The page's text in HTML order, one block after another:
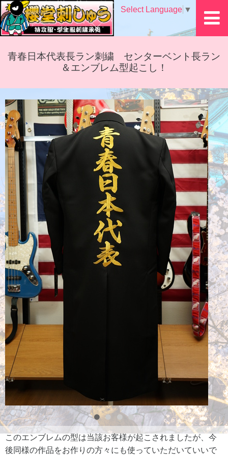
Select Language ▼
青春日本代表長ラン刺繍 センターベント長ラン
＆エンブレム型起こし！
このエンブレムの型は当該お客様が起こされましたが、今
後同様の作品をお作りの方々にも使っていただいていいで